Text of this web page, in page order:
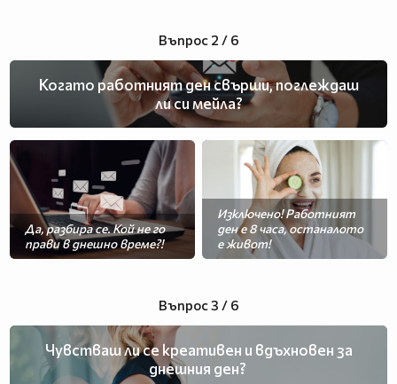
Въпрос 2 / 6
Когато работният ден свърши, поглеждаш
ли си мейла?
Да, разбира се. Кой не го
прави в днешно време?!
Изключено! Работният
ден е 8 часа, останалото
е живот!
Въпрос 3 / 6
Чувстваш ли се креативен и вдъхновен за
днешния ден?